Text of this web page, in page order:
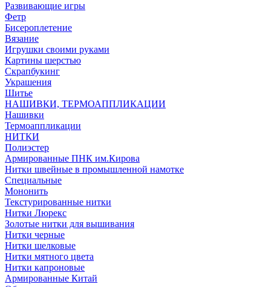
Развивающие игры
Фетр
Бисероплетение
Вязание
Игрушки своими руками
Картины шерстью
Скрапбукинг
Украшения
Шитье
НАШИВКИ, ТЕРМОАППЛИКАЦИИ
Нашивки
Термоаппликации
НИТКИ
Полиэстер
Армированные ПНК им.Кирова
Нитки швейные в промышленной намотке
Специальные
Мононить
Текстурированные нитки
Нитки Люрекс
Золотые нитки для вышивания
Нитки черные
Нитки шелковые
Нитки мятного цвета
Нитки капроновые
Армированные Китай